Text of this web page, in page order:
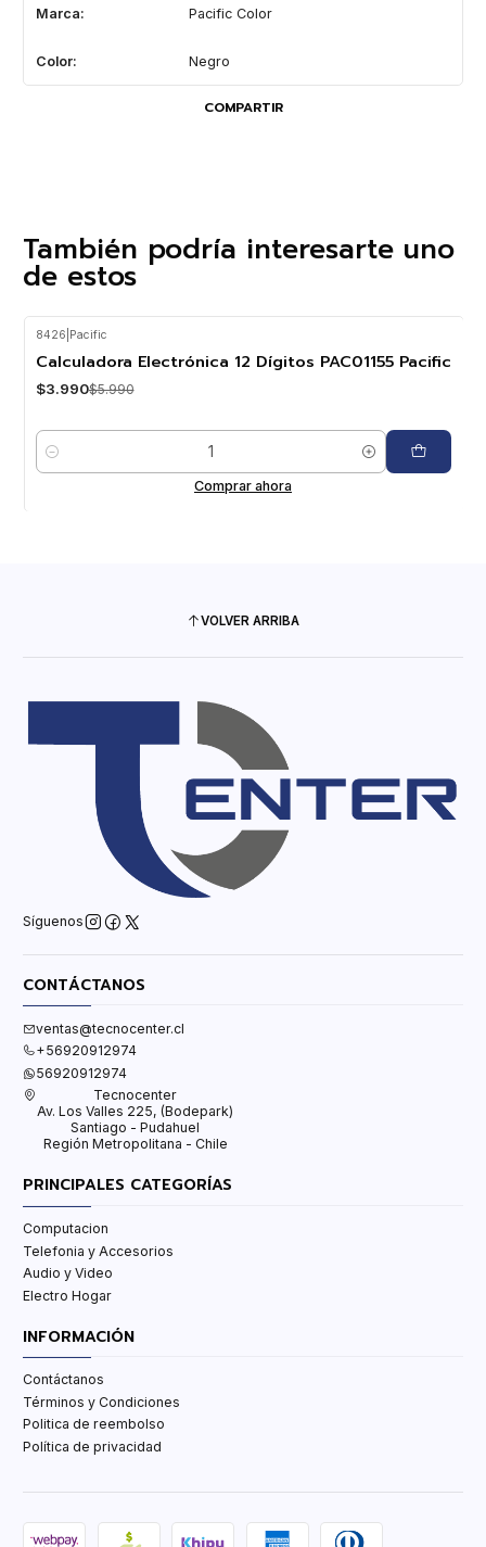
Marca: Pacific Color
Color: Negro
COMPARTIR
También podría interesarte uno
de estos
8426 Pacific
Calculadora Electrónica 12 Dígitos PAC01155 Pacific
$3.990$5.990
Cantidad
Comprar ahora
VOLVER ARRIBA
Síguenos
CONTÁCTANOS
ventas@tecnocenter.cl
+56920912974
56920912974
Tecnocenter
Av. Los Valles 225, (Bodepark)
Santiago - Pudahuel
Región Metropolitana - Chile
PRINCIPALES CATEGORÍAS
Computacion
Telefonia y Accesorios
Audio y Video
Electro Hogar
INFORMACIÓN
Contáctanos
Términos y Condiciones
Politica de reembolso
Política de privacidad